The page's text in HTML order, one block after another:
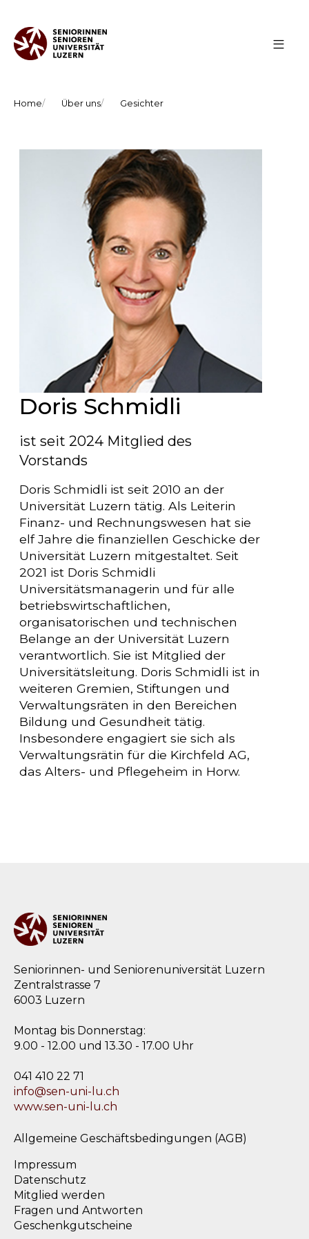
Home Über uns Gesichter
Doris Schmidli
ist seit 2024 Mitglied des
Vorstands
Doris Schmidli ist seit 2010 an der
Universität Luzern tätig. Als Leiterin
Finanz- und Rechnungswesen hat sie
elf Jahre die finanziellen Geschicke der
Universität Luzern mitgestaltet. Seit
2021 ist Doris Schmidli
Universitätsmanagerin und für alle
betriebswirtschaftlichen,
organisatorischen und technischen
Belange an der Universität Luzern
verantwortlich. Sie ist Mitglied der
Universitätsleitung. Doris Schmidli ist in
weiteren Gremien, Stiftungen und
Verwaltungsräten in den Bereichen
Bildung und Gesundheit tätig.
Insbesondere engagiert sie sich als
Verwaltungsrätin für die Kirchfeld AG,
das Alters- und Pflegeheim in Horw.
Seniorinnen- und Seniorenuniversität Luzern
Zentralstrasse 7
6003 Luzern
Montag bis Donnerstag:
9.00 - 12.00 und 13.30 - 17.00 Uhr
041 410 22 71
info@sen-uni-lu.ch
www.sen-uni-lu.ch
Allgemeine Geschäftsbedingungen (AGB)
Impressum
Datenschutz
Mitglied werden
Fragen und Antworten
Geschenkgutscheine